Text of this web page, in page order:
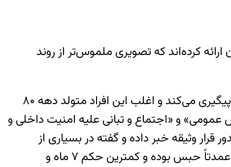
کرده‌اند که تصویری ملموس‌تر از روند
زهرا مینویی گفته است در حال حاضر حدود ۱۷ پرونده مرتبط با بازداشت‌شدگان اخیر را پیگیری می‌کند و اغلب این افراد متولد دهه ۸۰
و «اجتماع و تبانی علیه امنیت داخلی و
وثیقه خبر داده و گفته در بسیاری از
پرونده‌ها عملاً قرار وثیقه «فک نمی‌شود». مینویی افزوده است احکام صادرشده تاکنون عمدتاً حبس بوده و کمترین حکم ۷ ماه و